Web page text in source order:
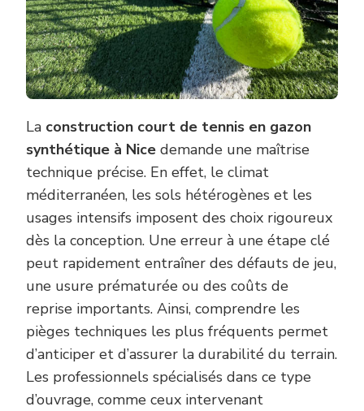
COURT
DE
EN
GAZON
À
La construction court de tennis en gazon
synthétique à Nice demande une maîtrise
technique précise. En effet, le climat
méditerranéen, les sols hétérogènes et les
usages intensifs imposent des choix rigoureux
dès la conception. Une erreur à une étape clé
peut rapidement entraîner des défauts de jeu,
une usure prématurée ou des coûts de
reprise importants. Ainsi, comprendre les
pièges techniques les plus fréquents permet
d’anticiper et d’assurer la durabilité du terrain.
Les professionnels spécialisés dans ce type
d’ouvrage, comme ceux intervenant